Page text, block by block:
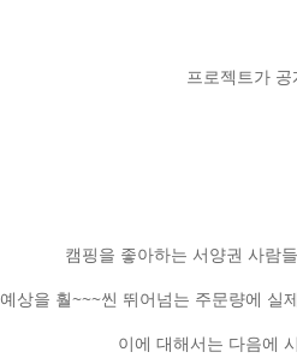
프로젝트가
캠핑을 좋아하는 서양권 사람
예상을 훨~~~씬 뛰어넘는 주문량에 실
이에 대해서는 다음에